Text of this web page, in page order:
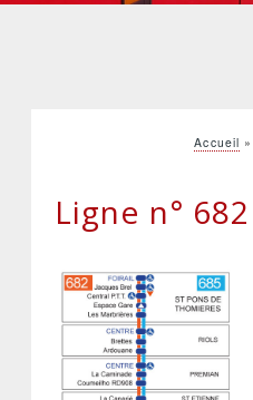
Accueil
Ligne n°